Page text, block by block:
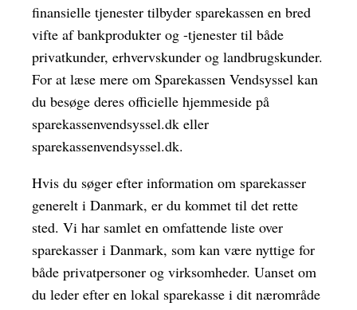
finansielle tjenester tilbyder sparekassen en bred
vifte af bankprodukter og -tjenester til både
privatkunder, erhvervskunder og landbrugskunder.
For at læse mere om Sparekassen Vendsyssel kan
du besøge deres officielle hjemmeside på
sparekassenvendsyssel.dk eller
sparekassenvendsyssel.dk.
Hvis du søger efter information om sparekasser
generelt i Danmark, er du kommet til det rette
sted. Vi har samlet en omfattende liste over
sparekasser i Danmark, som kan være nyttige for
både privatpersoner og virksomheder. Uanset om
du leder efter en lokal sparekasse i dit nærområde